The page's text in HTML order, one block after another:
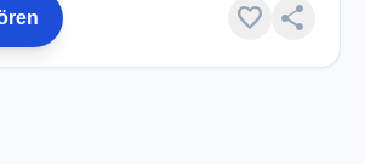
favorite share